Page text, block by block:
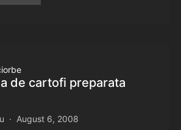
de cartofi preparata
August 6, 2008